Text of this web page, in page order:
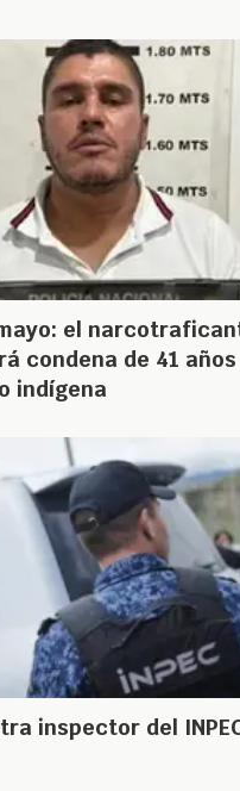
el
condena de 41 años
indígena
inspector del